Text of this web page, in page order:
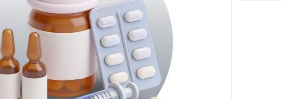
. roche posay
9. megacistin
10 pañales